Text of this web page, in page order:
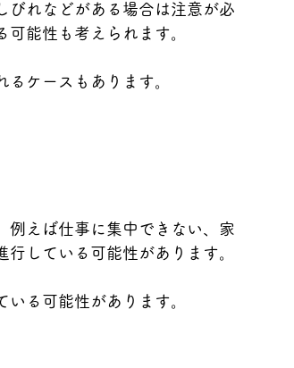
びれなどがある場合は注意が必
能性も考えられます。
ケースもあります。
例えば仕事に集中できない、家
している可能性があります。
る可能性があります。